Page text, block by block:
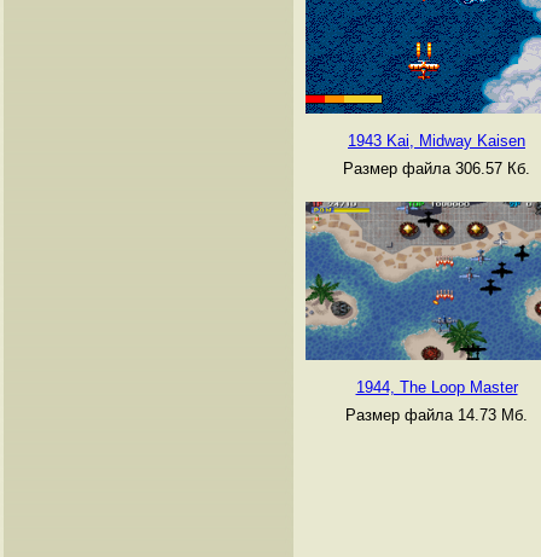
1943 Kai, Midway Kaisen
Размер файла 306.57 Кб.
1944, The Loop Master
Размер файла 14.73 Мб.